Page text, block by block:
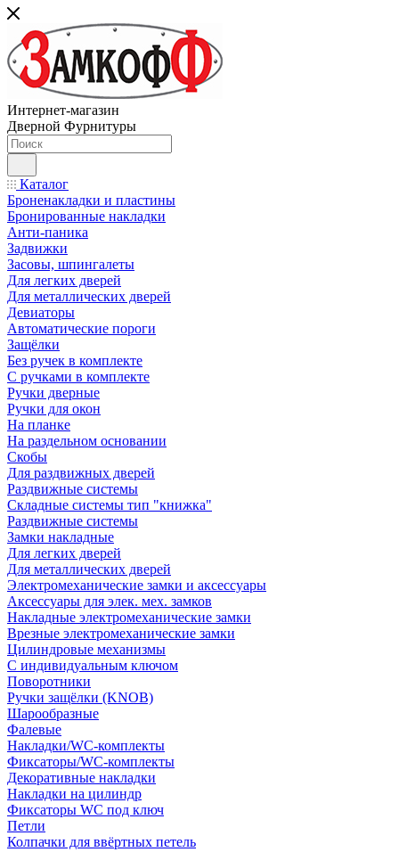
Интернет-магазин
Дверной Фурнитуры
Каталог
Броненакладки и пластины
Бронированные накладки
Анти-паника
Задвижки
Засовы, шпингалеты
Для легких дверей
Для металлических дверей
Девиаторы
Автоматические пороги
Защёлки
Без ручек в комплекте
С ручками в комплекте
Ручки дверные
Ручки для окон
На планке
На раздельном основании
Скобы
Для раздвижных дверей
Раздвижные системы
Складные системы тип "книжка"
Раздвижные системы
Замки накладные
Для легких дверей
Для металлических дверей
Электромеханические замки и аксессуары
Аксессуары для элек. мех. замков
Накладные электромеханические замки
Врезные электромеханические замки
Цилиндровые механизмы
С индивидуальным ключом
Поворотники
Ручки защёлки (KNOB)
Шарообразные
Фалевые
Накладки/WC-комплекты
Фиксаторы/WC-комплекты
Декоративные накладки
Накладки на цилиндр
Фиксаторы WC под ключ
Петли
Колпачки для ввёртных петель